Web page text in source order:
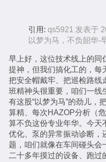
引用: qs5921 发表于
以梦为马，不负韶华-
早上好，这位技术线上的同
提神，但我们搞化工的，每
把安全帽戴牢、把巡检路线
班精神头很重要，咱们一线
有这股“以梦为马”的劲儿，
算精、每次HAZOP分析（
算不负这份专业年华。今天
优化、泵的异常振动诊断，
题，咱们就像在车间碰头会
二十多年摸过的设备、跑过